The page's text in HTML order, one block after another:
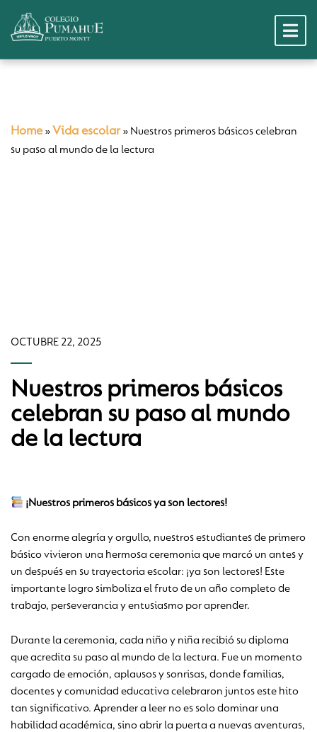
Home » Vida escolar» Nuestros primeros básicos celebran
su paso al mundo de la lectura
OCTUBRE 22, 2025
Nuestros primeros básicos
celebran su paso al mundo
de la lectura
¡Nuestros primeros básicos ya son lectores!
Con enorme alegría y orgullo, nuestros estudiantes de primero
básico vivieron una hermosa ceremonia que marcó un antes y
un después en su trayectoria escolar: ¡ya son lectores! Este
importante logro simboliza el fruto de un año completo de
trabajo, perseverancia y entusiasmo por aprender.
Durante la ceremonia, cada niño y niña recibió su diploma
que acredita su paso al mundo de la lectura. Fue un momento
cargado de emoción, aplausos y sonrisas, donde familias,
docentes y comunidad educativa celebraron juntos este hito
tan significativo. Aprender a leer no es solo dominar una
habilidad académica, sino abrir la puerta a nuevas aventuras,